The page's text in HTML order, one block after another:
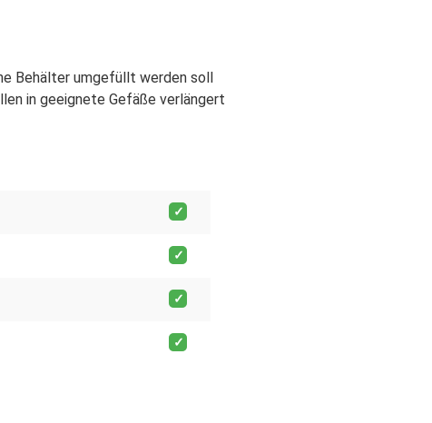
Behälter umgefüllt werden soll
in geeignete Gefäße verlängert